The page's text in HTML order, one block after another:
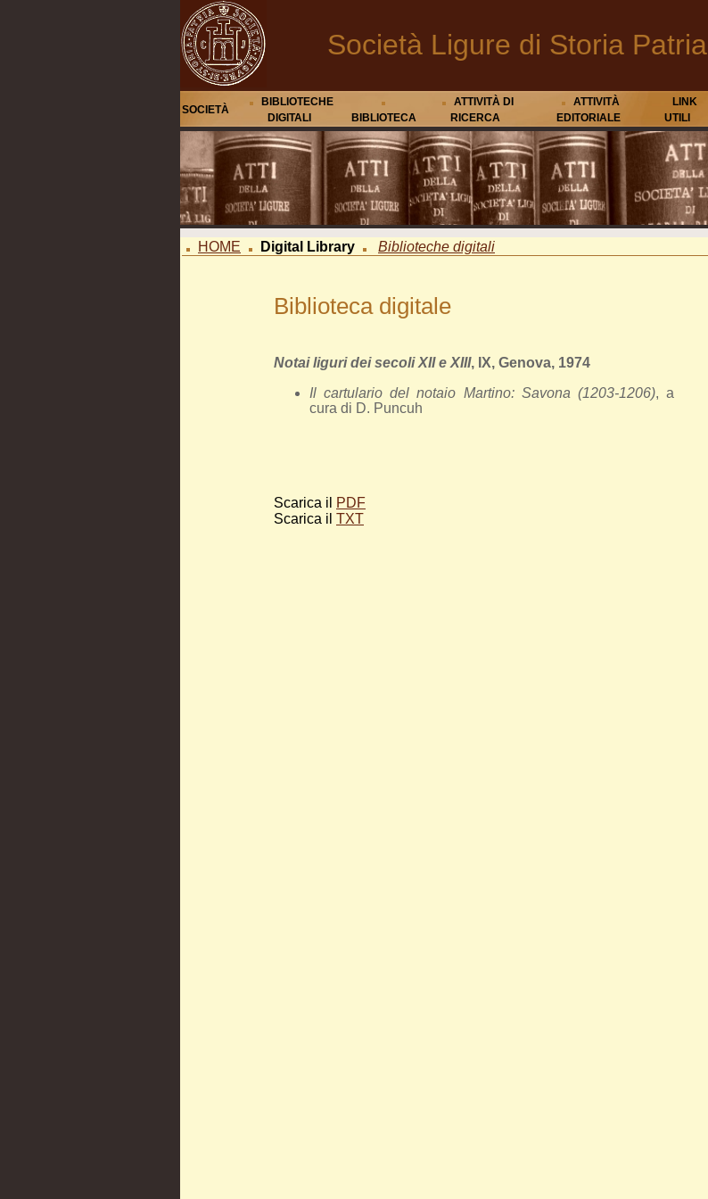
Società Ligure di Storia Patria
SOCIETÀ
BIBLIOTECHE
DIGITALI
BIBLIOTECA
ATTIVITÀ DI
RICERCA
ATTIVITÀ
EDITORIALE
LINK
UTILI
HOME Digital Library Biblioteche digitali
Biblioteca digitale
Notai liguri dei secoli XII e XIII, IX, Genova, 1974
Il cartulario del notaio Martino: Savona (1203-1206), a
cura di D. Puncuh
Scarica il
PDF
Scarica il TXT